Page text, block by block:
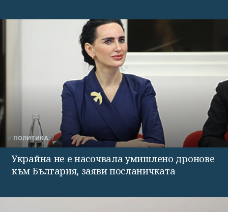
ПОЛИТИКА
Украйна не е насочвала умишлено дронове
към България, заяви посланичката